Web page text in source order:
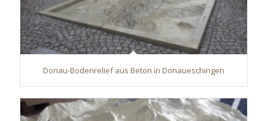
Donau-Bodenrelief aus Beton in Donaueschingen